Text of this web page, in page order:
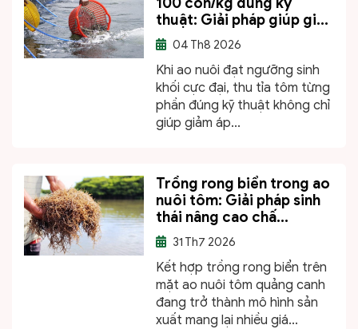
thuật: Giải pháp giúp gi...
04 Th8 2026
Khi ao nuôi đạt ngưỡng sinh
khối cực đại, thu tỉa tôm từng
phần đúng kỹ thuật không chỉ
giúp giảm áp...
Trồng rong biển trong ao
nuôi tôm: Giải pháp sinh
thái nâng cao chấ...
31 Th7 2026
Kết hợp trồng rong biển trên
mặt ao nuôi tôm quảng canh
đang trở thành mô hình sản
xuất mang lại nhiều giá...